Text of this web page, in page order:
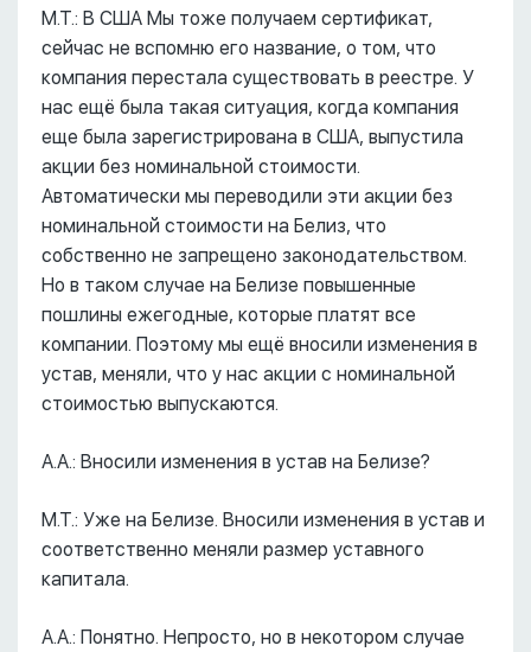
М.Т.: В США Мы тоже получаем сертификат,
сейчас не вспомню его название, о том, что
компания перестала существовать в реестре. У
нас ещё была такая ситуация, когда компания
еще была зарегистрирована в США, выпустила
акции без номинальной стоимости.
Автоматически мы переводили эти акции без
номинальной стоимости на Белиз, что
собственно не запрещено законодательством.
Но в таком случае на Белизе повышенные
пошлины ежегодные, которые платят все
компании. Поэтому мы ещё вносили изменения в
устав, меняли, что у нас акции с номинальной
стоимостью выпускаются.
А.А.: Вносили изменения в устав на Белизе?
М.Т.: Уже на Белизе. Вносили изменения в устав и
соответственно меняли размер уставного
капитала.
А.А.: Понятно. Непросто, но в некотором случае